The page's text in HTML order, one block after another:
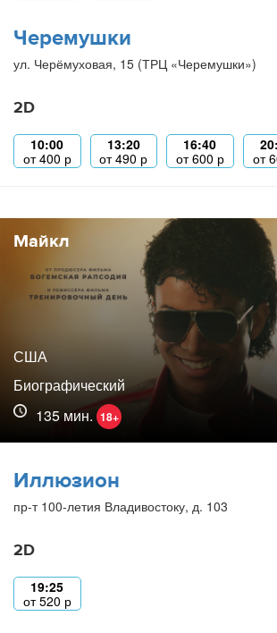
Черемушки
ул. Черёмуховая, 15 (ТРЦ «Черемушки»)
2D
10:00
от400 р
13:20
от490 р
16:40
от600 р
от
Майкл
США
Биографический
135 мин. 18+
Иллюзион
пр-т 100-летия Владивостоку, д. 103
2D
19:25
от520 р